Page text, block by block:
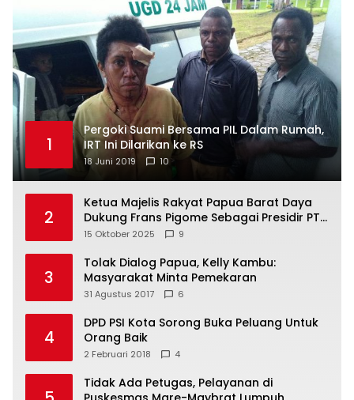
1
Pergoki Suami Bersama PIL Dalam Rumah,
IRT Ini Dilarikan ke RS
18 Juni 2019 10
2
Ketua Majelis Rakyat Papua Barat Daya
Dukung Frans Pigome Sebagai Presidir PT
Freeport Indonesia
15 Oktober 2025 9
3
Tolak Dialog Papua, Kelly Kambu:
Masyarakat Minta Pemekaran
31 Agustus 2017 6
4
DPD PSI Kota Sorong Buka Peluang Untuk
Orang Baik
2 Februari 2018 4
Tidak Ada Petugas, Pelayanan di